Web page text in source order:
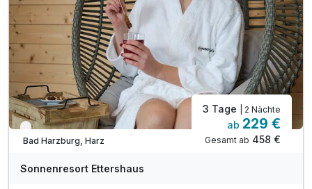
Nur noch bis Oktober
Bad Harzburg, Harz
3 Tage | 2 Nächte
ab 229 €
Gesamt ab 458 €
Sonnenresort Ettershaus